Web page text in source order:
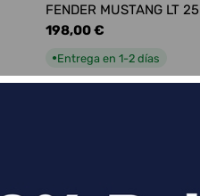
FENDER MUSTANG LT 25
Precio
198,00 €
●Entrega en 1-2 días